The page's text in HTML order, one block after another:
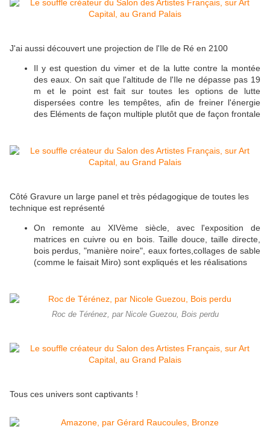
J'ai aussi découvert une projection de l'Ile de Ré en 2100
Il y est question du vimer et de la lutte contre la montée
des eaux. On sait que l'altitude de l'Ile ne dépasse pas 19
m et le point est fait sur toutes les options de lutte
dispersées contre les tempêtes, afin de freiner l'énergie
des Eléments de façon multiple plutôt que de façon frontale
Côté Gravure un large panel et très pédagogique de toutes les
technique est représenté
On remonte au XIVème siècle, avec l'exposition de
matrices en cuivre ou en bois. Taille douce, taille directe,
bois perdus, "manière noire", eaux fortes,collages de sable
(comme le faisait Miro) sont expliqués et les réalisations
Roc de Térénez, par Nicole Guezou, Bois perdu
Tous ces univers sont captivants !